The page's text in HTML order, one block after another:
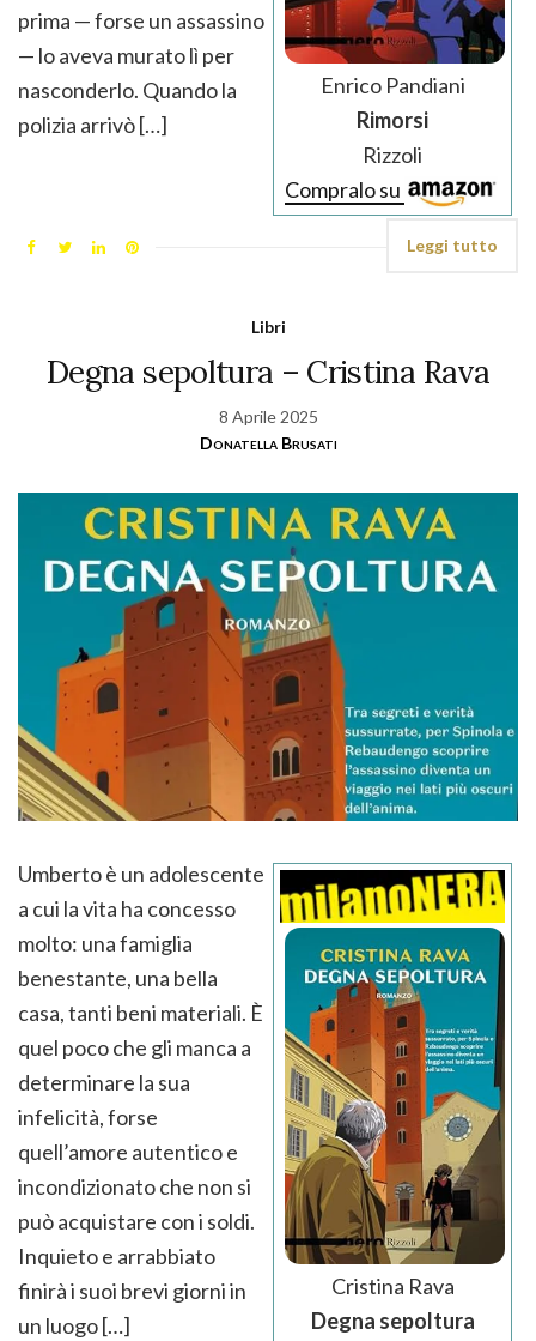
Enrico Pandiani
Rimorsi
Rizzoli
Compralo su
prima — forse un assassino
— lo aveva murato lì per
nasconderlo. Quando la
polizia arrivò […]
Leggi tutto
Libri
Degna sepoltura – Cristina Rava
8 Aprile 2025
Donatella Brusati
Cristina Rava
Degna sepoltura
Umberto è un adolescente
a cui la vita ha concesso
molto: una famiglia
benestante, una bella
casa, tanti beni materiali. È
quel poco che gli manca a
determinare la sua
infelicità, forse
quell’amore autentico e
incondizionato che non si
può acquistare con i soldi.
Inquieto e arrabbiato
finirà i suoi brevi giorni in
un luogo […]